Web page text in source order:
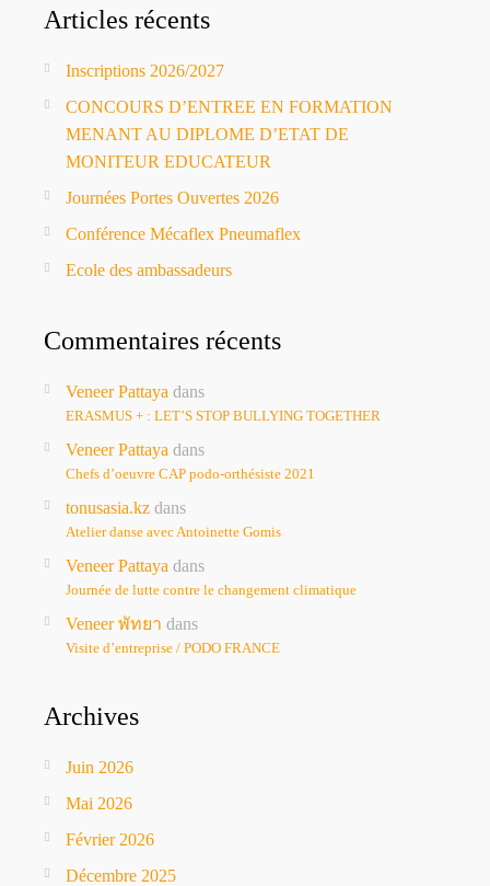
Articles récents
Inscriptions 2026/2027
CONCOURS D’ENTREE EN FORMATION
MENANT AU DIPLOME D’ETAT DE
MONITEUR EDUCATEUR
Journées Portes Ouvertes 2026
Conférence Mécaflex Pneumaflex
Ecole des ambassadeurs
Commentaires récents
Veneer Pattaya dans
ERASMUS + : LET’S STOP BULLYING TOGETHER
Veneer Pattaya dans
Chefs d’oeuvre CAP podo-orthésiste 2021
tonusasia.kz dans
Atelier danse avec Antoinette Gomis
Veneer Pattaya dans
Journée de lutte contre le changement climatique
Veneer พัทยา dans
Visite d’entreprise / PODO FRANCE
Archives
Juin 2026
Mai 2026
Février 2026
Décembre 2025